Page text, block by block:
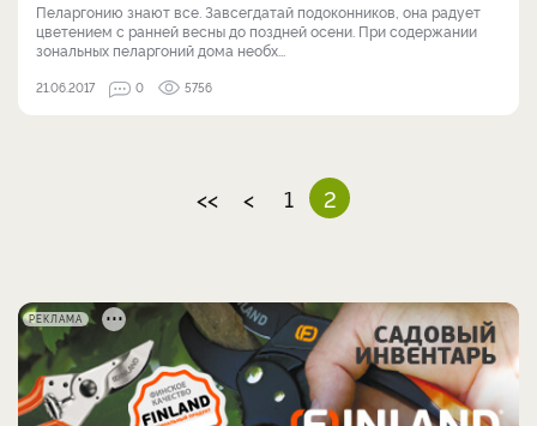
Пеларгонию знают все. Завсегдатай подоконников, она радует
цветением с ранней весны до поздней осени. При содержании
зональных пеларгоний дома необх...
21.06.2017 0 5756
<< < 1 2
РЕКЛАМА